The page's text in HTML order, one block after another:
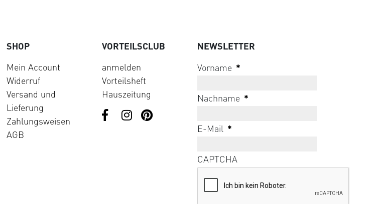
SHOP
Mein Account
Widerruf
Versand und
Lieferung
Zahlungsweisen
AGB
VORTEILSCLUB
anmelden
Vorteilsheft
Hauszeitung
NEWSLETTER
Vorname *
Nachname *
E-Mail *
CAPTCHA